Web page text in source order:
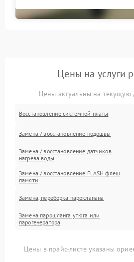
Цены на услуги
Цены актуальны на текущую
Восстановление системной платы
Замена / восстановление подошвы
Замена / восстановление датчиков
нагрева воды
Замена / восстановление FLASH флеш
памяти
Замена, переборка пароклапана
Замена парошланга утюга или
парогенератора
Цены в прайс-листе указаны